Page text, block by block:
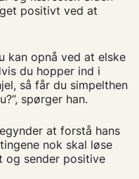
positivt ved at
kan opnå ved at elske
du hopper ind i
så får du simpelthen
spørger han.
at forstå hans
nok skal løse
og sender positive